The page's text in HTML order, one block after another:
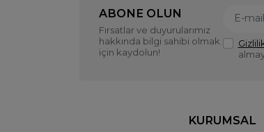
ABONE OLUN
Fırsatlar ve duyurularımız
hakkında bilgi sahibi olmak
için kaydolun!
KURUMSAL